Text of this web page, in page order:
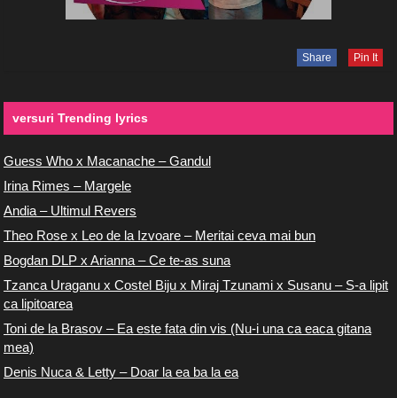
Share Pin It
versuri Trending lyrics
Guess Who x Macanache – Gandul
Irina Rimes – Margele
Andia – Ultimul Revers
Theo Rose x Leo de la Izvoare – Meritai ceva mai bun
Bogdan DLP x Arianna – Ce te-as suna
Tzanca Uraganu x Costel Biju x Miraj Tzunami x Susanu – S-a lipit
ca lipitoarea
Toni de la Brasov – Ea este fata din vis (Nu-i una ca eaca gitana
mea)
Denis Nuca & Letty – Doar la ea ba la ea